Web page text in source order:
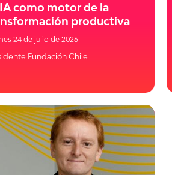
como motor de la
productiva
24 de julio de 2026
Fundación Chile